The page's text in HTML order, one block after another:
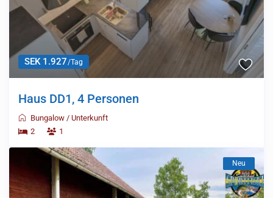
SEK 1.927/Tag
Haus DD1, 4 Personen
Bungalow /Unterkunft
2
1
Neu